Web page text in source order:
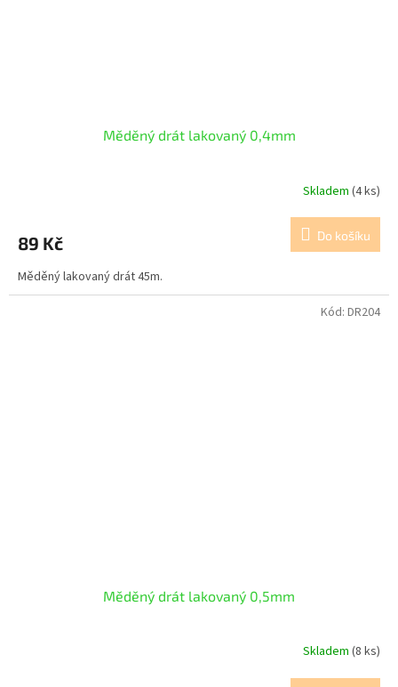
Měděný drát lakovaný 0,4mm
Skladem (4 ks)
89 Kč Do košíku
Měděný lakovaný drát 45m.
Měděný drát lakovaný 0,5mm
Skladem (8 ks)
Kód: DR204